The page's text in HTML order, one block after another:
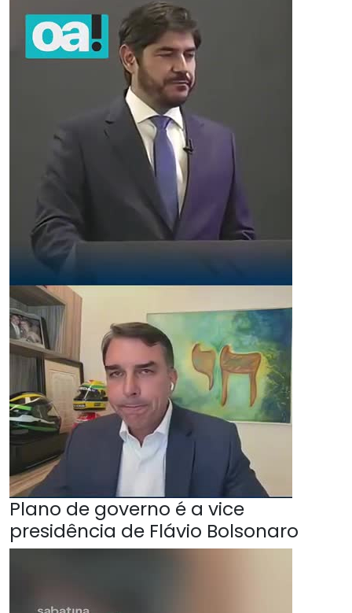
Plano de governo é a vice
presidência de Flávio Bolsonaro